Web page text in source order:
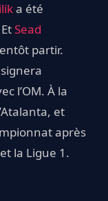
a été
Sead
partir.
l’OM. À la
et
après
la Ligue 1.